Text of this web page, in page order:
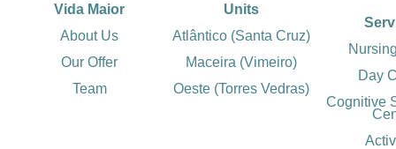
Vida Maior
About Us
Our Offer
Team
Units
Atlântico (Santa Cruz)
Maceira (Vimeiro)
Oeste (Torres Vedras)
Day
Cognitive